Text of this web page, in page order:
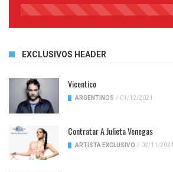
45%
EXCLUSIVOS HEADER
Vicentico
ARGENTINOS / 01/12/2021
Contratar A Julieta Venegas
ARTISTA EXCLUSIVO / 02/11/2021